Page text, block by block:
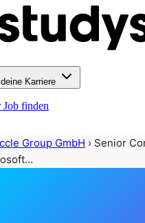
Karriere
Job finden
Group GmbH › Senior